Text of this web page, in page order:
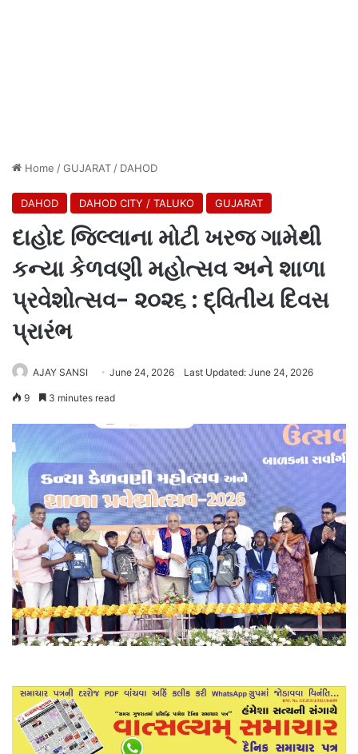
Home /GUJARAT / DAHOD
DAHOD DAHOD CITY / TALUKO GUJARAT
દાહોદ જિલ્લાના મોટી ખરજ ગામેથી
કન્યા કેળવણી મહોત્સવ અને શાળા
પ્રવેશોત્સવ- ૨૦૨૬ : દ્વિતીય દિવસ
પ્રારંભ
AJAY SANSI June 24, 2026 Last Updated: June 24, 2026
9 3 minutes read